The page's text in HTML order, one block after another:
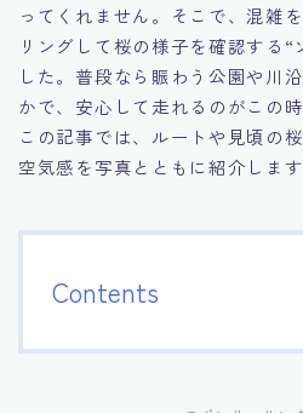
ってくれません。そこで、混雑
リングして桜の様子を確認する
した。普段なら賑わう公園や川
かで、安心して走れるのがこの
この記事では、ルートや見頃の
空気感を写真とともに紹介します
Contents